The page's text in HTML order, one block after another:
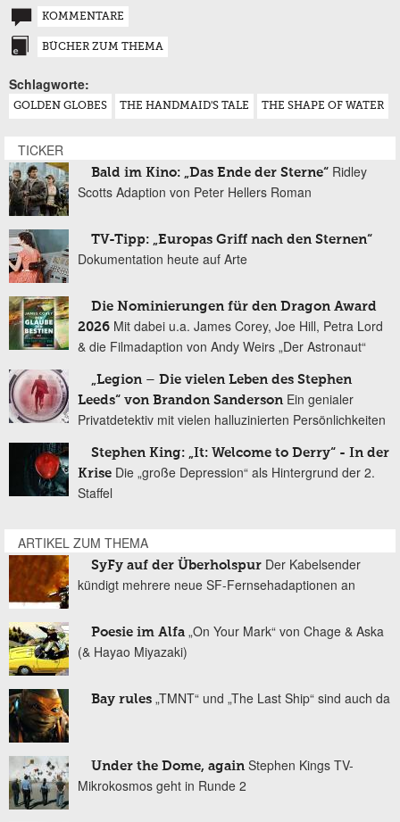
KOMMENTARE
BÜCHER ZUM THEMA
Schlagworte:
GOLDEN GLOBES THE HANDMAID'S TALE THE SHAPE OF WATER
TICKER
Bald im Kino: „Das Ende der Sterne“ Ridley
Scotts Adaption von Peter Hellers Roman
TV-Tipp: „Europas Griff nach den Sternen“
Dokumentation heute auf Arte
Die Nominierungen für den Dragon Award
2026 Mit dabei u.a. James Corey, Joe Hill, Petra Lord
& die Filmadaption von Andy Weirs „Der Astronaut“
„Legion – Die vielen Leben des Stephen
Leeds“ von Brandon Sanderson Ein genialer
Privatdetektiv mit vielen halluzinierten Persönlichkeiten
Stephen King: „It: Welcome to Derry“ - In der
Krise Die „große Depression“ als Hintergrund der 2.
Staffel
ARTIKEL ZUM THEMA
SyFy auf der Überholspur Der Kabelsender
kündigt mehrere neue SF-Fernsehadaptionen an
Poesie im Alfa „On Your Mark“ von Chage & Aska
(& Hayao Miyazaki)
Bay rules „TMNT“ und „The Last Ship“ sind auch da
Under the Dome, again Stephen Kings TV-
Mikrokosmos geht in Runde 2